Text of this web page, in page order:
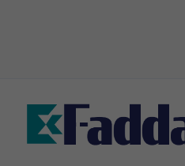
contenuto